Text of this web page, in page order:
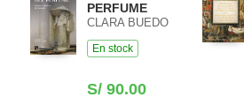
PERFUME
CLARA BUEDO
En stock
S/ 90.00